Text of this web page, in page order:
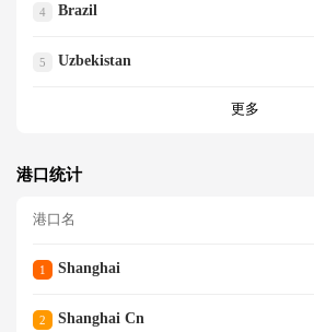
4 Brazil
5 Uzbekistan
更多
港口统计
港口名
1 Shanghai
2 Shanghai Cn